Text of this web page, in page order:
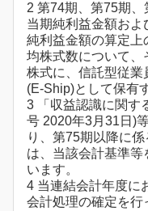
2 第74期、第75期
当期純利益金額およ
純利益金額の算定上
均株式数について、
株式に、信託型従業
(E-Ship)として保有
3 「収益認識に関す
号 2020年3月31日)
り、第75期以降に
は、当該会計基準等
います。
4 当連結会計年度に
会計処理の確定を行